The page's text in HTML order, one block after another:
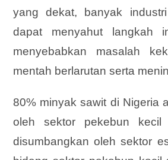
yang dekat, banyak
dapat menyahut langkah
menyebabkan masalah
mentah berlarutan serta
80% minyak sawit di Nigeria
oleh sektor pekebun kecil
disumbangkan oleh sektor